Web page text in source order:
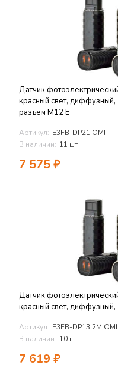
Датчик
красный свет, диффузный,
разъём M12 E
Артикул: E3FB-DP21 OMI
В наличии: 11 шт
7 575₽
Датчик
красный свет, диффузный,
Артикул: E3FB-DP13 2M OMI
В наличии: 10 шт
7 619 ₽